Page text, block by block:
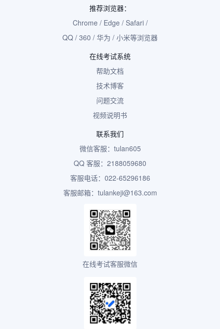
推荐浏览器：
Chrome / Edge / Safari /
QQ / 360 / 华为 / 小米等浏览器
在线考试系统
帮助文档
技术博客
问题交流
视频说明书
联系我们
微信客服：tulan605
QQ 客服：2188059680
客服电话：022-65296186
客服邮箱：tulankeji@163.com
在线考试客服微信